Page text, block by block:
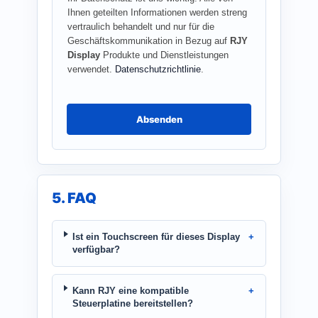
Ihnen geteilten Informationen werden streng
vertraulich behandelt und nur für die
Geschäftskommunikation in Bezug auf RJY
Display Produkte und Dienstleistungen
verwendet. Datenschutzrichtlinie
Absenden
5. FAQ
Ist ein Touchscreen für dieses Display
verfügbar?
Kann RJY eine kompatible
Steuerplatine bereitstellen?